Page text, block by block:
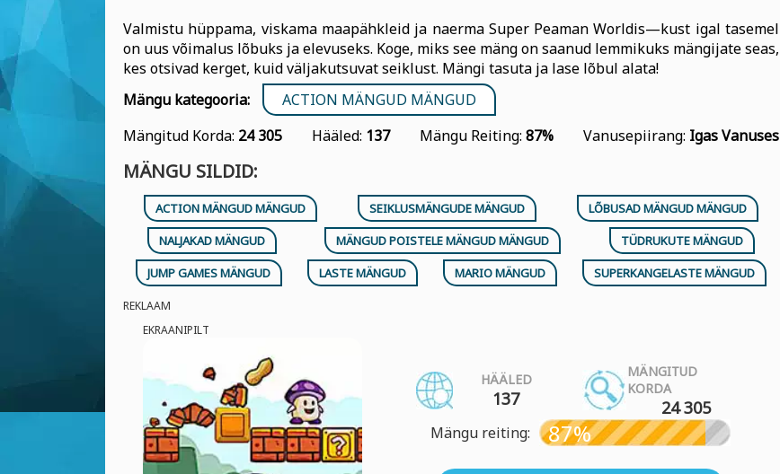
Valmistu hüppama, viskama maapähkleid ja naerma Super Peaman Worldis—kust igal tasemel
on uus võimalus lõbuks ja elevuseks. Koge, miks see mäng on saanud lemmikuks mängijate seas,
kes otsivad kerget, kuid väljakutsuvat seiklust. Mängi tasuta ja lase lõbul alata!
Mängu kategooria:
ACTION MÄNGUD MÄNGUD
Mängitud Korda: 24 305 Hääled: 137 Mängu Reiting: 87% Vanusepiirang: Igas Vanuses
MÄNGU SILDID:
ACTION MÄNGUD MÄNGUD SEIKLUSMÄNGUDE MÄNGUD
LÕBUSAD MÄNGUD MÄNGUD
NALJAKAD MÄNGUD
MÄNGUD POISTELE MÄNGUD MÄNGUD
TÜDRUKUTE MÄNGUD
JUMP GAMES MÄNGUD
LASTE MÄNGUD MARIO MÄNGUD SUPERKANGELASTE MÄNGUD
REKLAAM
EKRAANIPILT
HÄÄLED
137
MÄNGITUD
KORDA
24 305
Mängu reiting: 87%